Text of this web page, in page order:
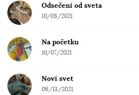
Odsečeni od sveta
10/08/2021
Na početku
10/07/2021
Novi svet
06/13/2021